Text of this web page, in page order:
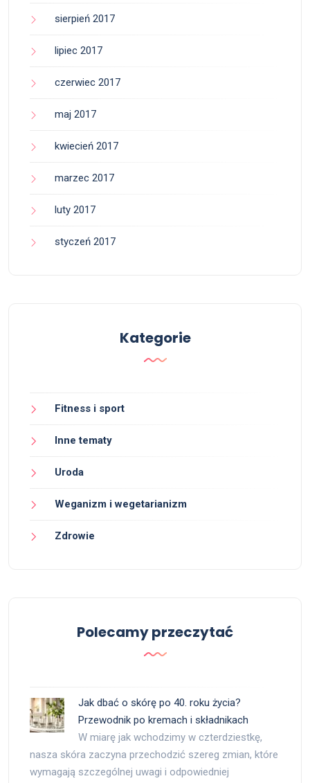
sierpień 2017
lipiec 2017
czerwiec 2017
maj 2017
kwiecień 2017
marzec 2017
luty 2017
styczeń 2017
Kategorie
Fitness i sport
Inne tematy
Uroda
Weganizm i wegetarianizm
Zdrowie
Polecamy przeczytać
Jak dbać o skórę po 40. roku życia?
Przewodnik po kremach i składnikach
W miarę jak wchodzimy w czterdziestkę,
nasza skóra zaczyna przechodzić szereg zmian, które
wymagają szczególnej uwagi i odpowiedniej